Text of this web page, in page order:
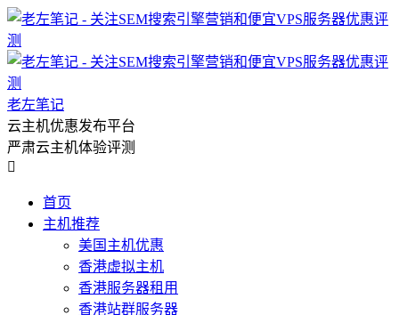
老左笔记
云主机优惠发布平台
严肃云主机体验评测

首页
主机推荐
美国主机优惠
香港虚拟主机
香港服务器租用
香港站群服务器